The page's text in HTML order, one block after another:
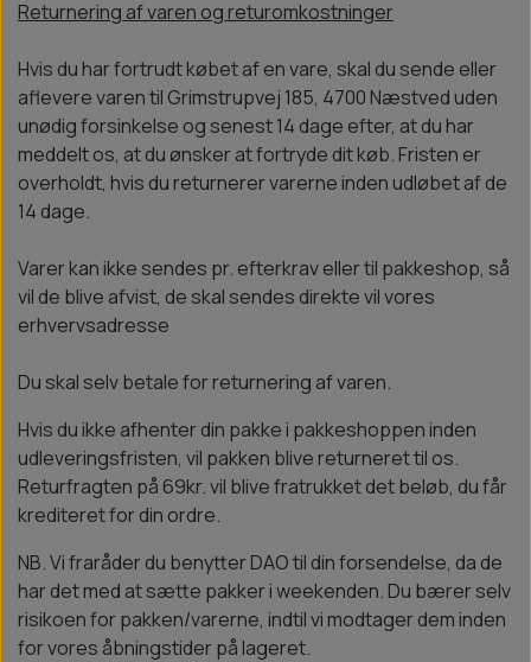
Returnering af varen og returomkostninger
Hvis du har fortrudt købet af en vare, skal du sende eller
aflevere varen til Grimstrupvej 185, 4700 Næstved uden
unødig forsinkelse og senest 14 dage efter, at du har
meddelt os, at du ønsker at fortryde dit køb. Fristen er
overholdt, hvis du returnerer varerne inden udløbet af de
14 dage.
Varer kan ikke sendes pr. efterkrav eller til pakkeshop, så
vil de blive afvist, de skal sendes direkte vil vores
erhvervsadresse
Du skal selv betale for returnering af varen.
Hvis du ikke afhenter din pakke i pakkeshoppen inden
udleveringsfristen, vil pakken blive returneret til os.
Returfragten på 69kr. vil blive fratrukket det beløb, du får
krediteret for din ordre.
NB. Vi fraråder du benytter DAO til din forsendelse, da de
har det med at sætte pakker i weekenden. Du bærer selv
risikoen for pakken/varerne, indtil vi modtager dem inden
for vores åbningstider på lageret.